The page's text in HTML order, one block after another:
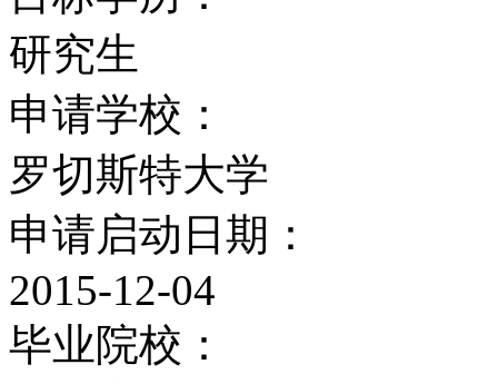
大学设有4013个宿位，
年班学生有些为节省费
月1日就截止申请,学生
各个空地庭院上。其它
Union，Frederick
馆里的不同场所，以及
研究生
申请学校：
罗切斯特大学
申请启动日期：
2015-12-04
毕业院校：